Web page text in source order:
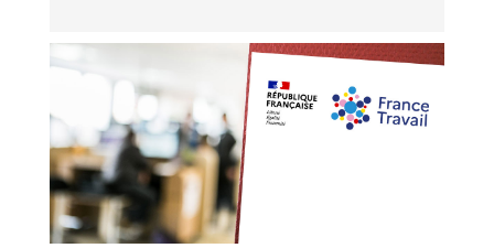
et
flèche
puis
validez-
le
avec
la